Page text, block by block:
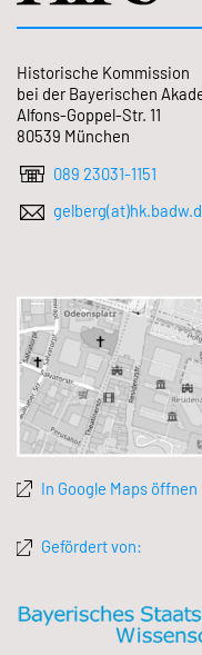
Historische Kommission
bei der Bayerischen
Alfons-Goppel-Str. 11
80539 München
089 23031-1151
In Google Maps öffnen
Gefördert von: